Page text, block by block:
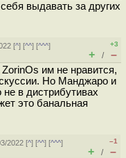
выдавать за других
[^] [^^] [^^^]
+3
+ / –
им не нравится,
Но Манджаро и
в дистрибутивах
это банальная
2022 [^] [^^] [^^^]
–1
+ / –